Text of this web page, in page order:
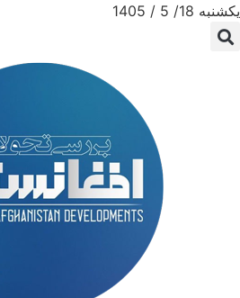
یکشنبه 18/ 5 / 1405